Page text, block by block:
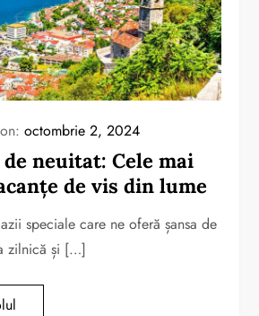
on:octombrie 2, 2024
neuitat: Cele mai
de vis din lume
speciale care ne oferă șansa de
zilnică și […]